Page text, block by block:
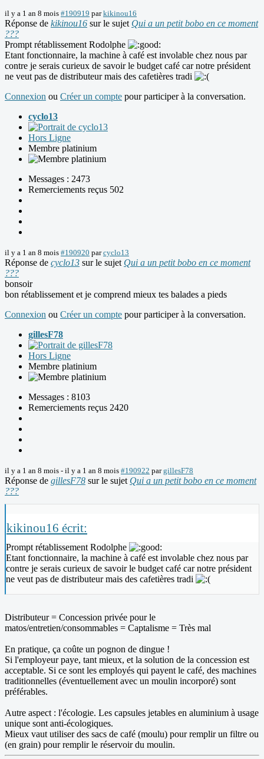
il y a 1 an 8 mois #190919 parkikinou16
Réponse de kikinou16 sur le sujet Qui a un petit bobo en ce moment
???
Prompt rétablissement Rodolphe
Etant fonctionnaire, la machine à café est involable chez nous par
contre je serais curieux de savoir le budget café car notre président
ne veut pas de distributeur mais des cafetières tradi
Connexion ou Créer un compte pour participer à la conversation.
cyclo13
Hors Ligne
Membre platinium
Messages : 2473
Remerciements reçus 502
il y a 1 an 8 mois #190920 parcyclo13
Réponse de cyclo13 sur le sujet Qui a un petit bobo en ce moment
???
bonsoir
bon rétablissement et je comprend mieux tes balades a pieds
Connexion ou Créer un compte pour participer à la conversation.
gillesF78
Hors Ligne
Membre platinium
Messages : 8103
Remerciements reçus 2420
il y a 1 an 8 mois - il y a 1 an 8 mois #190922 pargillesF78
Réponse de gillesF78 sur le sujet Qui a un petit bobo en ce moment
???
kikinou16 écrit:
Prompt rétablissement Rodolphe
Etant fonctionnaire, la machine à café est involable chez nous par
contre je serais curieux de savoir le budget café car notre président
ne veut pas de distributeur mais des cafetières tradi
Distributeur = Concession privée pour le
matos/entretien/consommables = Captalisme = Très mal
En pratique, ça coûte un pognon de dingue !
Si l'employeur paye, tant mieux, et la solution de la concession est
acceptable. Si ce sont les employés qui payent le café, des machines
traditionnelles (éventuellement avec un moulin incorporé) sont
préférables.
Autre aspect : l'écologie. Les capsules jetables en aluminium à usage
unique sont anti-écologiques.
Mieux vaut utiliser des sacs de café (moulu) pour remplir un filtre ou
(en grain) pour remplir le réservoir du moulin.